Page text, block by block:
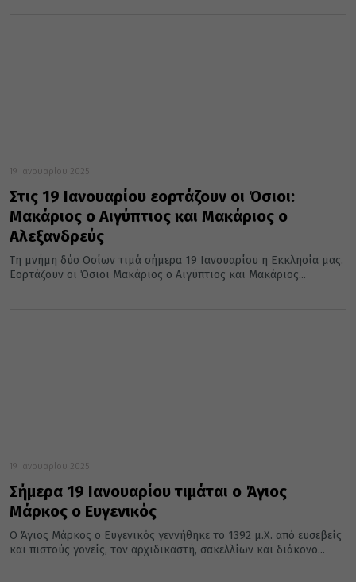
19 Ιανουαρίου 2025
Στις 19 Ιανουαρίου εορτάζουν οι Όσιοι:
Μακάριος ο Αιγύπτιος και Μακάριος ο
Αλεξανδρεύς
Τη μνήμη δύο Οσίων τιμά σήμερα 19 Ιανουαρίου η Εκκλησία μας.
Εορτάζουν οι Όσιοι Μακάριος ο Αιγύπτιος και Μακάριος...
19 Ιανουαρίου 2025
Σήμερα 19 Ιανουαρίου τιμάται ο Άγιος
Μάρκος ο Ευγενικός
Ο Άγιος Μάρκος ο Ευγενικός γεννήθηκε το 1392 μ.Χ. από ευσεβείς
και πιστούς γονείς, τον αρχιδικαστή, σακελλίων και διάκονο...